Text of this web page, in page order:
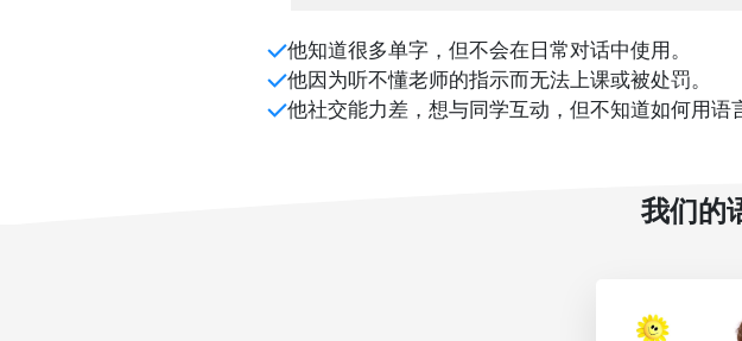
他知道很多单字，但不会在日常对话中使用。
他因为听不懂老师的指示而无法上课或被处罚。
他社交能力差，想与同学互动，但不知道如何用语
我们的